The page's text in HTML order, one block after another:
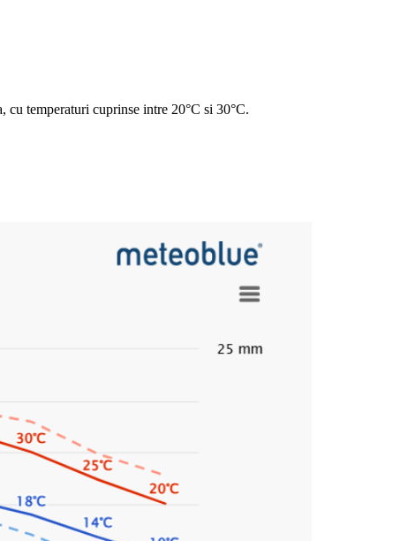
cu temperaturi cuprinse intre 20°C si 30°C.